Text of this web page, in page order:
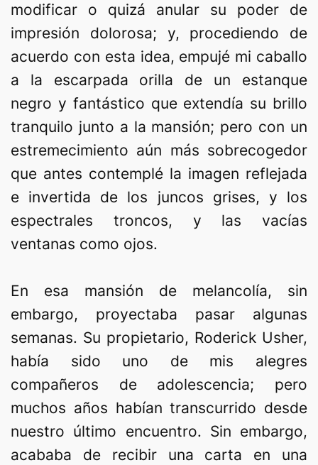
modificar o quizá anular su poder de
impresión dolorosa; y, procediendo de
acuerdo con esta idea, empujé mi caballo
a la escarpada orilla de un estanque
negro y fantástico que extendía su brillo
tranquilo junto a la mansión; pero con un
estremecimiento aún más sobrecogedor
que antes contemplé la imagen reflejada
e invertida de los juncos grises, y los
espectrales troncos, y las vacías
ventanas como ojos.
En esa mansión de melancolía, sin
embargo, proyectaba pasar algunas
semanas. Su propietario, Roderick Usher,
había sido uno de mis alegres
compañeros de adolescencia; pero
muchos años habían transcurrido desde
nuestro último encuentro. Sin embargo,
acababa de recibir una carta en una